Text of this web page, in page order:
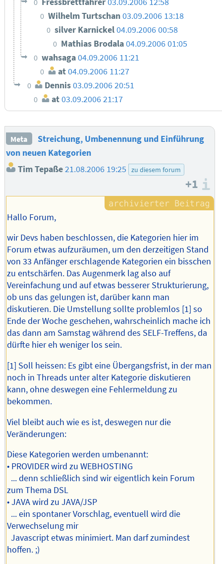
0 Wilhelm Turtschan03.09.2006 13:18
0 silver Karnickel04.09.2006 00:58
0 Mathias Brodala04.09.2006 01:05
0 wahsaga04.09.2006 11:21
0 at04.09.2006 11:27
0 Dennis03.09.2006 20:51
0 at 03.09.2006 21:17
Meta
Streichung, Umbenennung und Einführung
von neuen Kategorien
Tim Tepaße 21.08.2006 19:25 zu diesem forum
+1
Hallo Forum,
wir Devs haben beschlossen, die Kategorien hier im
Forum etwas aufzuräumen, um den derzeitigen Stand
von 33 Anfänger erschlagende Kategorien ein bisschen
zu entschärfen. Das Augenmerk lag also auf
Vereinfachung und auf etwas besserer Strukturierung,
ob uns das gelungen ist, darüber kann man
diskutieren. Die Umstellung sollte problemlos [1] so
Ende der Woche geschehen, wahrscheinlich mache ich
das dann am Samstag während des SELF-Treffens, da
dürfte hier eh weniger los sein.
[1] Soll heissen: Es gibt eine Übergangsfrist, in der man
noch in Threads unter alter Kategorie diskutieren
kann, ohne deswegen eine Fehlermeldung zu
bekommen.
Viel bleibt auch wie es ist, deswegen nur die
Veränderungen:
Diese Kategorien werden umbenannt:
• PROVIDER wird zu WEBHOSTING
... denn schließlich sind wir eigentlich kein Forum
zum Thema DSL
• JAVA wird zu JAVA/JSP
... ein spontaner Vorschlag, eventuell wird die
Verwechselung mir
Javascript etwas minimiert. Man darf zumindest
hoffen. ;)